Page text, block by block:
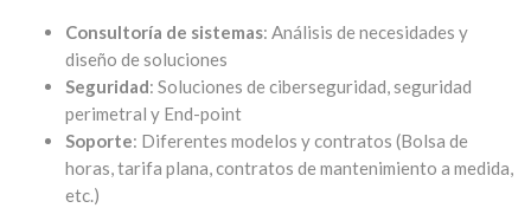
Consultoría de sistemas: Análisis de necesidades y
diseño de soluciones
Seguridad: Soluciones de ciberseguridad, seguridad
perimetral y End-point
Soporte: Diferentes modelos y contratos (Bolsa de
horas, tarifa plana, contratos de mantenimiento a medida,
etc.)